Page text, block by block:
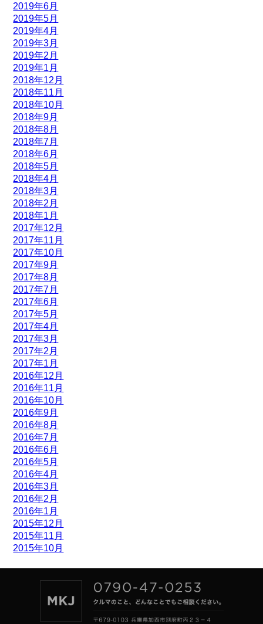
2019年6月
2019年5月
2019年4月
2019年3月
2019年2月
2019年1月
2018年12月
2018年11月
2018年10月
2018年9月
2018年8月
2018年7月
2018年6月
2018年5月
2018年4月
2018年3月
2018年2月
2018年1月
2017年12月
2017年11月
2017年10月
2017年9月
2017年8月
2017年7月
2017年6月
2017年5月
2017年4月
2017年3月
2017年2月
2017年1月
2016年12月
2016年11月
2016年10月
2016年9月
2016年8月
2016年7月
2016年6月
2016年5月
2016年4月
2016年3月
2016年2月
2016年1月
2015年12月
2015年11月
2015年10月